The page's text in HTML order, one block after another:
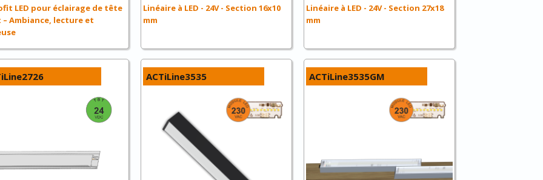
LED pour éclairage de tête
– Ambiance, lecture et
Linéaire à LED - 24V - Section 16x10
mm
Linéaire à LED - 24V - Section 27x18
mm
ACTiLine3535 ACTiLine3535GM